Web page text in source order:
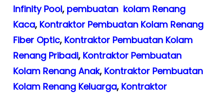
Infinity Pool, pembuatan kolam Renang
Kaca, Kontraktor Pembuatan Kolam Renang
Fiber Optic, Kontraktor Pembuatan Kolam
Renang Pribadi, Kontraktor Pembuatan
Kolam Renang Anak, Kontraktor Pembuatan
Kolam Renang Keluarga, Kontraktor